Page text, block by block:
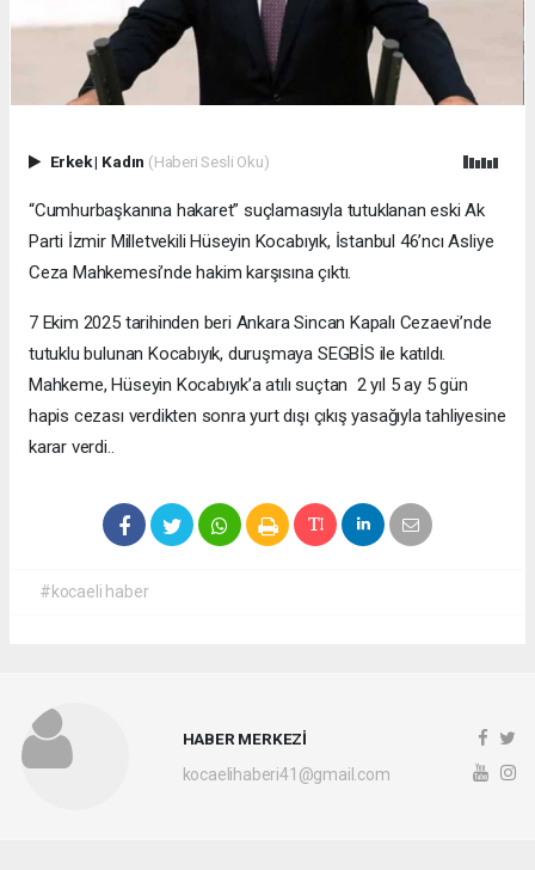
Erkek| Kadın (Haberi Sesli Oku)
“Cumhurbaşkanına hakaret” suçlamasıyla tutuklanan eski Ak
Parti İzmir Milletvekili Hüseyin Kocabıyık, İstanbul 46’ncı Asliye
Ceza Mahkemesi’nde hakim karşısına çıktı.
7 Ekim 2025 tarihinden beri Ankara Sincan Kapalı Cezaevi’nde
tutuklu bulunan Kocabıyık, duruşmaya SEGBİS ile katıldı.
Mahkeme, Hüseyin Kocabıyık’a atılı suçtan 2 yıl 5 ay 5 gün
hapis cezası verdikten sonra yurt dışı çıkış yasağıyla tahliyesine
karar verdi..
#kocaeli haber
HABER MERKEZİ
kocaelihaberi41@gmail.com